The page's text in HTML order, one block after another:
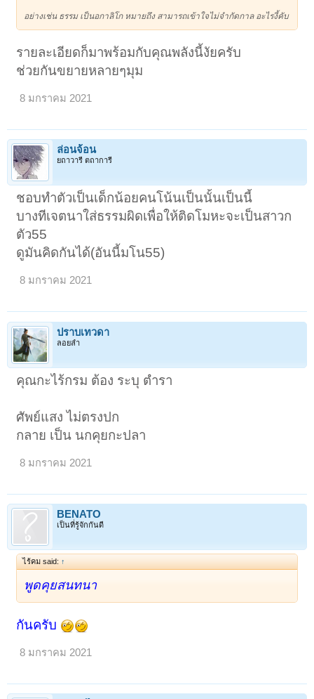
อย่างเช่น ธรรม เป็นอกาลิโก หมายถึง สามารถเข้าใจไม่จำกัดกาล อะไรงี้คับ
รายละเอียดก็มาพร้อมกับคุณพลังนี้งัยครับ
ช่วยกันขยายหลายๆมุม
8 มกราคม 2021
ล่อนจ้อน
ยถาวารี ตถาการี
ชอบทำตัวเป็นเด็กน้อยคนโน้นเป็นนั้นเป็นนี้
บางทีเจตนาใส่ธรรมผิดเพื่อให้ติดโมหะจะเป็นสาวก
ตัว55
ดูมันคิดกันได้(อันนี้มโน55)
8 มกราคม 2021
ปราบเทวดา
ลอยลำ
คุณกะไร้กรม ต้อง ระบุ ตำรา
ศัพย์แสง ไม่ตรงปก
กลาย เป็น นกคุยกะปลา
8 มกราคม 2021
BENATO
เป็นที่รู้จักกันดี
ไร้คม said: ↑
พูดคุยสนทนา
กันครับ
8 มกราคม 2021
2 3 4 5 6 → 148 ถัดไป >